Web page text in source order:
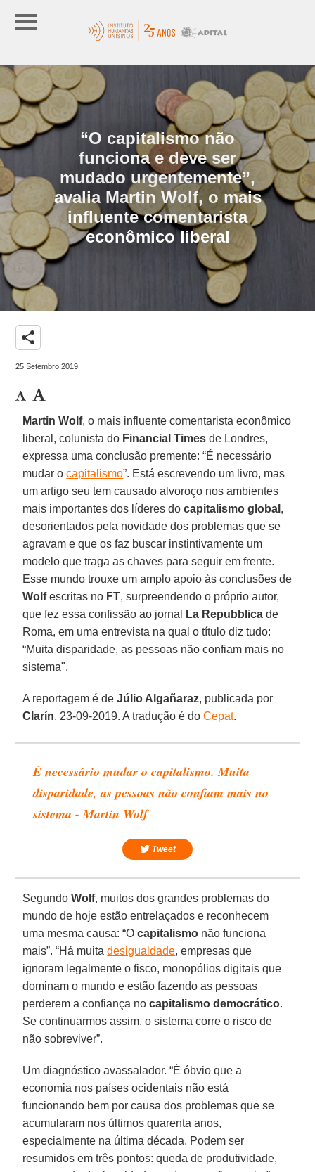
“O capitalismo não
funciona e deve ser
mudado urgentemente”,
avalia Martin Wolf, o mais
influente comentarista
econômico liberal
share
25 Setembro 2019
Martin Wolf, o mais influente comentarista econômico
liberal, colunista do Financial Timesde Londres,
expressa uma conclusão premente: “É necessário
mudar ocapitalismo”. Está escrevendo um livro, mas
um artigo seu tem causado alvoroço nos ambientes
mais importantes dos líderes docapitalismo global ,
desorientados pela novidade dos problemas que se
agravam e que os faz buscar instintivamente um
modelo que traga as chaves para seguir em frente.
Esse mundo trouxe um amplo apoio às conclusões de
Wolfescritas no FT, surpreendendo o próprio autor,
que fez essa confissão ao jornal
La Repubblica de
Roma, em uma entrevista na qual o título diz tudo:
“Muita disparidade, as pessoas não confiam mais no
sistema".
A reportagem é deJúlio Algañaraz, publicada por
Clarín, 23-09-2019. A tradução é doCepat.
É necessário mudar o capitalismo. Muita
disparidade, as pessoas não confiam mais no
sistema - Martin Wolf
Tweet
SegundoWolf, muitos dos grandes problemas do
mundo de hoje estão entrelaçados e reconhecem
uma mesma causa: “Ocapitalismo não funciona
mais”. “Há muitadesigualdade, empresas que
ignoram legalmente o fisco, monopólios digitais que
dominam o mundo e estão fazendo as pessoas
perderem a confiança nocapitalismo democrático.
Se continuarmos assim, o sistema corre o risco de
não sobreviver”.
Um diagnóstico avassalador. “É óbvio que a
economia nos países ocidentais não está
funcionando bem por causa dos problemas que se
acumularam nos últimos quarenta anos,
especialmente na última década. Podem ser
resumidos em três pontos: queda de produtividade,